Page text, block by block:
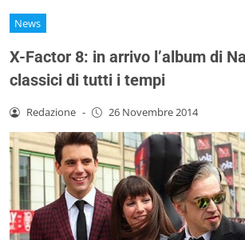
News
X-Factor 8: in arrivo l’album di
classici di tutti i tempi
Redazione - 26 Novembre 2014